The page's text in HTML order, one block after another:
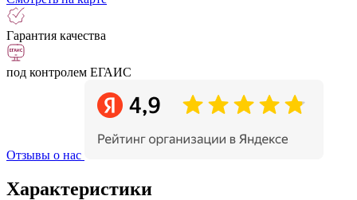
Гарантия качества
под контролем ЕГАИС
Отзывы о нас
Характеристики